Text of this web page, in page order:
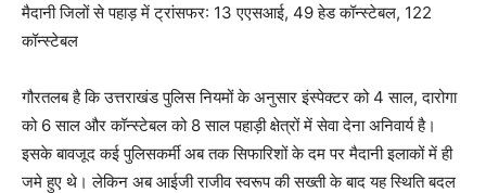
मैदानी जिलों से पहाड़ में ट्रांसफर: 13 एएसआई, 49 हेड कॉन्स्टेबल, 122
कॉन्स्टेबल
गौरतलब है कि उत्तराखंड पुलिस नियमों के अनुसार इंस्पेक्टर को 4 साल, दारोगा
को 6 साल और कॉन्स्टेबल को 8 साल पहाड़ी क्षेत्रों में सेवा देना अनिवार्य है।
इसके बावजूद कई पुलिसकर्मी अब तक सिफारिशों के दम पर मैदानी इलाकों में ही
जमे हुए थे। लेकिन अब आईजी राजीव स्वरूप की सख्ती के बाद यह स्थिति बदल